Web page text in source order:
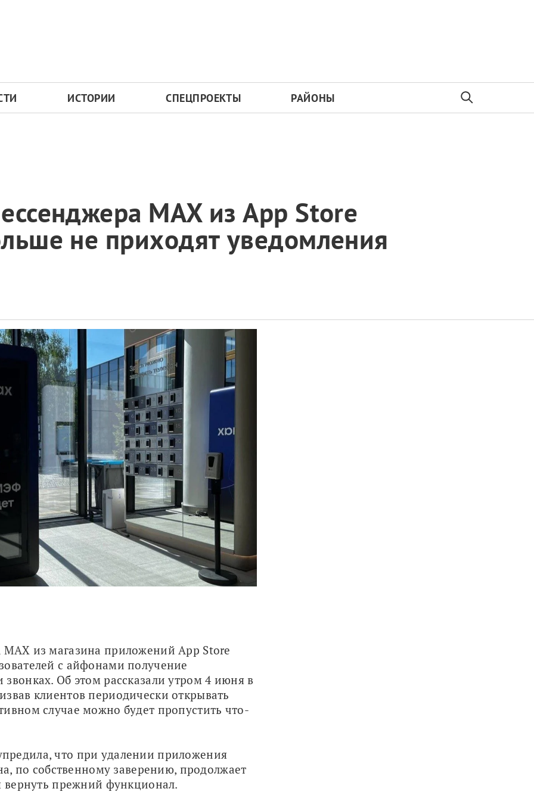
ИСТОРИИ СПЕЦПРОЕКТЫ РАЙОНЫ
MAX из App Store
не приходят уведомления
из магазина приложений App Store
с айфонами получение
Об этом рассказали утром 4 июня в
клиентов периодически открывать
случае можно будет пропустить что-
что при удалении приложения
по собственному заверению, продолжает
вернуть прежний функционал.